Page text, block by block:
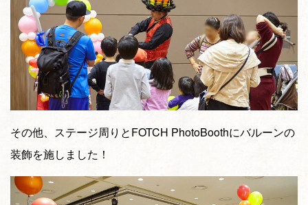
その他、ステージ周りとFOTCH PhotoBoothにバルーンの
装飾を施しました！